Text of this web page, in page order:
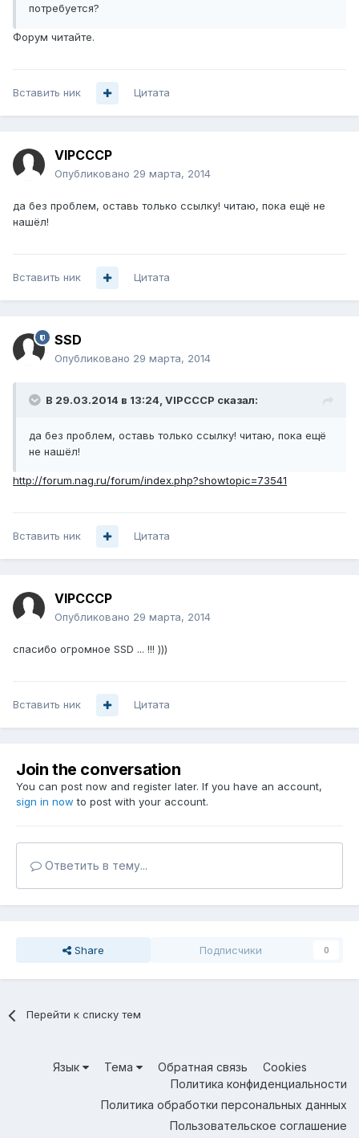
потребуется?
Форум читайте.
Вставить ник Цитата
VIPCCCP
Опубликовано 29 марта, 2014
да без проблем, оставь только ссылку! читаю, пока ещё не
нашёл!
Вставить ник Цитата
SSD
Опубликовано 29 марта, 2014
В 29.03.2014 в 13:24, VIPCCCP сказал:
да без проблем, оставь только ссылку! читаю, пока ещё
не нашёл!
http://forum.nag.ru/forum/index.php?showtopic=73541
Вставить ник Цитата
VIPCCCP
Опубликовано 29 марта, 2014
спасибо огромное SSD ... !!! )))
Вставить ник Цитата
Join the conversation
You can post now and register later. If you have an account,
sign in now to post with your account.
Ответить в тему...
Share Подписчики 0
Перейти к списку тем
Язык Тема Обратная связь
Cookies
Политика конфиденциальности
Политика обработки персональных данных
Пользовательское соглашение